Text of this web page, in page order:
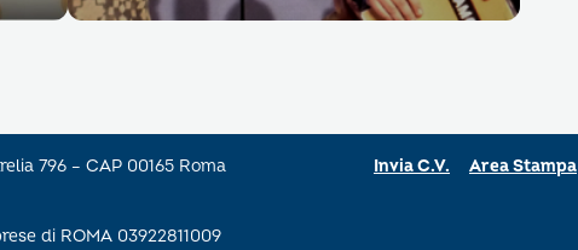
796 – CAP 00165 Roma
di ROMA 03922811009
Invia C.V. Area Stampa